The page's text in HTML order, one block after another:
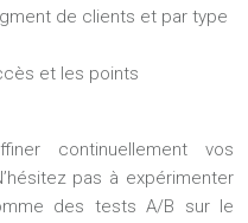
de clients et par type
et les points
continuellement vos
pas à expérimenter
des tests A/B sur le